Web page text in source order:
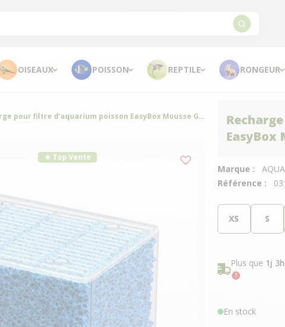
OISEAUX POISSON REPTILE RONGEUR
EasyBox
Marque :
Référence :
XS S
Plus que 1j
En stock
Recharge pour filtre d’aquarium poisson EasyBox Mousse Gros L - Aquatlantis
★ Top Vente